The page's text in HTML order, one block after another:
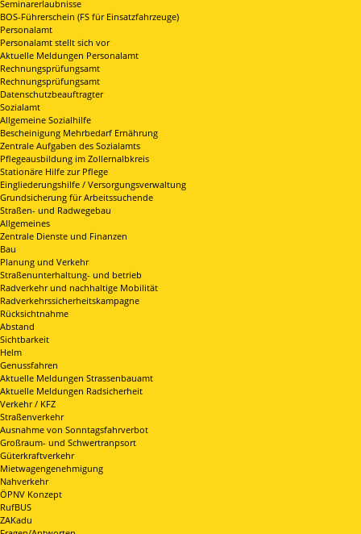
Seminarerlaubnisse
BOS-Führerschein (FS für Einsatzfahrzeuge)
Personalamt
Personalamt stellt sich vor
Aktuelle Meldungen Personalamt
Rechnungsprüfungsamt
Rechnungsprüfungsamt
Datenschutzbeauftragter
Sozialamt
Allgemeine Sozialhilfe
Bescheinigung Mehrbedarf Ernährung
Zentrale Aufgaben des Sozialamts
Pflegeausbildung im Zollernalbkreis
Stationäre Hilfe zur Pflege
Eingliederungshilfe / Versorgungsverwaltung
Grundsicherung für Arbeitssuchende
Straßen- und Radwegebau
Allgemeines
Zentrale Dienste und Finanzen
Bau
Planung und Verkehr
Straßenunterhaltung- und betrieb
Radverkehr und nachhaltige Mobilität
Radverkehrssicherheitskampagne
Rücksichtnahme
Abstand
Sichtbarkeit
Helm
Genussfahren
Aktuelle Meldungen Strassenbauamt
Aktuelle Meldungen Radsicherheit
Verkehr / KFZ
Straßenverkehr
Ausnahme von Sonntagsfahrverbot
Großraum- und Schwertranpsort
Güterkraftverkehr
Mietwagengenehmigung
Nahverkehr
ÖPNV Konzept
RufBUS
ZAKadu